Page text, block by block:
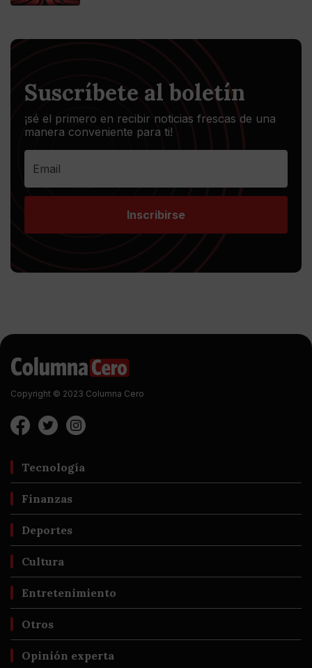
Suscríbete al boletín
¡sé el primero en recibir noticias frescas de una
manera conveniente para ti!
Inscribirse
Copyright © 2023 Columna Cero
Tecnología
Finanzas
Deportes
Cultura
Entretenimiento
Otros
Opinión experta